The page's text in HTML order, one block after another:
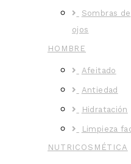
Sombras de
ojos
HOMBRE
Afeitado
Antiedad
Hidratación
Limpieza
NUTRICOSMÉTICA